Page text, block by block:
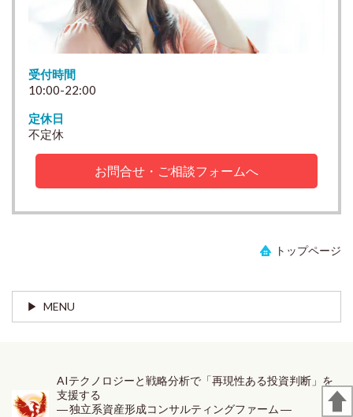
受付時間
10:00-22:00
定休日
不定休
お問合せ・ご相談フォームへ
トップページ
MENU
AIテクノロジーと戦略分析で「再現性ある投資判断」を
支援する
― 独立系資産形成コンサルティングファーム ―